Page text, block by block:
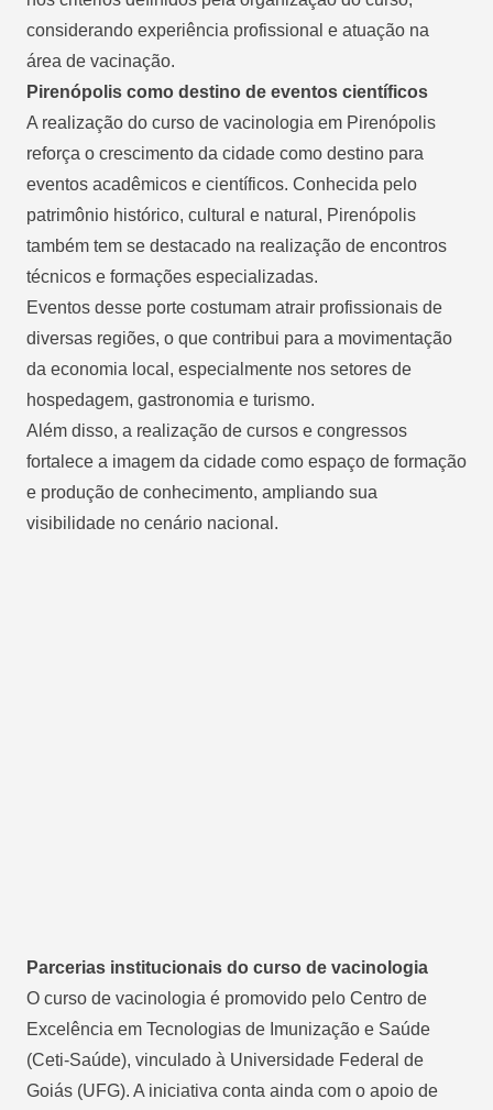
considerando experiência profissional e atuação na
área de vacinação.
Pirenópolis como destino de eventos científicos
A realização do curso de vacinologia em Pirenópolis
reforça o crescimento da cidade como destino para
eventos acadêmicos e científicos. Conhecida pelo
patrimônio histórico, cultural e natural, Pirenópolis
também tem se destacado na realização de encontros
técnicos e formações especializadas.
Eventos desse porte costumam atrair profissionais de
diversas regiões, o que contribui para a movimentação
da economia local, especialmente nos setores de
hospedagem, gastronomia e turismo.
Além disso, a realização de cursos e congressos
fortalece a imagem da cidade como espaço de formação
e produção de conhecimento, ampliando sua
visibilidade no cenário nacional.
Parcerias institucionais do curso de vacinologia
O curso de vacinologia é promovido pelo Centro de
Excelência em Tecnologias de Imunização e Saúde
(Ceti-Saúde), vinculado à Universidade Federal de
Goiás (UFG). A iniciativa conta ainda com o apoio de